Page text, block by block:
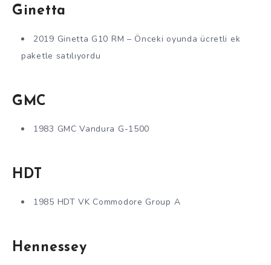
Ginetta
2019 Ginetta G10 RM – Önceki oyunda ücretli ek
paketle satılıyordu
GMC
1983 GMC Vandura G-1500
HDT
1985 HDT VK Commodore Group A
Hennessey